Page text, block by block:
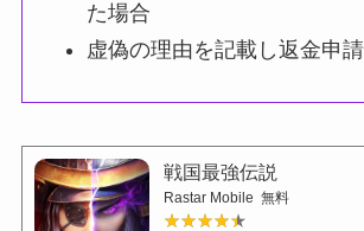
た場合
虚偽の理由を記載し返金申
戦国最強伝説
Rastar Mobile 無料
★★★★★
★★★★★